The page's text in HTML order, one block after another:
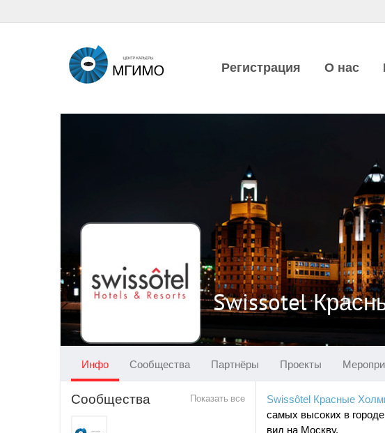
Регистрация О нас
Swissotel
Инфо Сообщества Партнёры Проекты
Показать все
Сообщества Swissôtel Красные
самых высоких в
вид на Москву.